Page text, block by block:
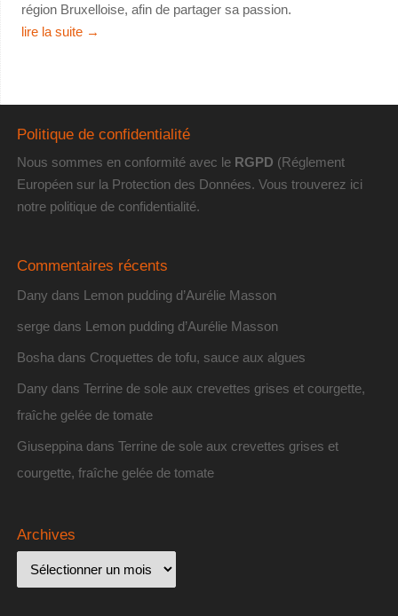
région Bruxelloise, afin de partager sa passion.
lire la suite →
Politique de confidentialité
Nous sommes en conformité avec le RGPD (Réglement
Européen sur la Protection des Données. Vous trouverez ici
notre politique de confidentialité.
Commentaires récents
Dany dans Lemon pudding d’Aurélie Masson
sergedans Lemon pudding d’Aurélie Masson
Bosha dans Croquettes de tofu, sauce aux algues
Dany dans Terrine de sole aux crevettes grises et courgette,
fraîche gelée de tomate
Giuseppina dans Terrine de sole aux crevettes grises et
courgette, fraîche gelée de tomate
Archives